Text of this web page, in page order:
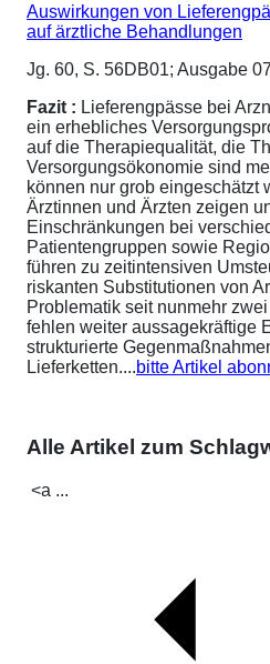
Auswirkungen von
auf ärztliche Behandlungen
Jg. 60, S. 56DB01; Ausgabe
Fazit : Lieferengpässe bei
ein erhebliches
auf die Therapiequalität, die
Versorgungsökonomie sind
können nur grob eingeschätzt
Ärztinnen und Ärzten zeigen
Einschränkungen bei
Patientengruppen sowie
führen zu zeitintensiven
riskanten Substitutionen von
Problematik seit nunmehr
fehlen weiter aussagekräftige
strukturierte
Lieferketten....bitte Artikel
Alle Artikel zum
<a ...